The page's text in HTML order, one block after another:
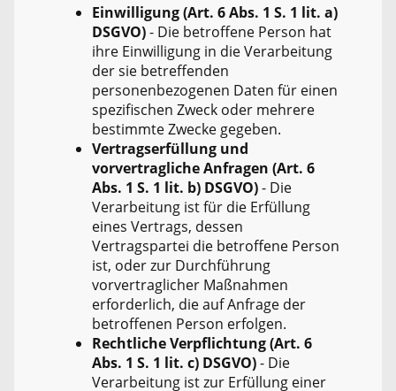
Einwilligung (Art. 6 Abs. 1 S. 1 lit. a)
DSGVO)- Die betroffene Person hat
ihre Einwilligung in die Verarbeitung
der sie betreffenden
personenbezogenen Daten für einen
spezifischen Zweck oder mehrere
bestimmte Zwecke gegeben.
Vertragserfüllung und
vorvertragliche Anfragen (Art. 6
Abs. 1 S. 1 lit. b) DSGVO)- Die
Verarbeitung ist für die Erfüllung
eines Vertrags, dessen
Vertragspartei die betroffene Person
ist, oder zur Durchführung
vorvertraglicher Maßnahmen
erforderlich, die auf Anfrage der
betroffenen Person erfolgen.
Rechtliche Verpflichtung (Art. 6
Abs. 1 S. 1 lit. c) DSGVO)- Die
Verarbeitung ist zur Erfüllung einer